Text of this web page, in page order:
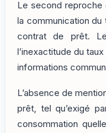
Le second reproche
la communication
contrat de prêt.
l’inexactitude du
informations
L’absence de
prêt, tel qu’exigé
consommation